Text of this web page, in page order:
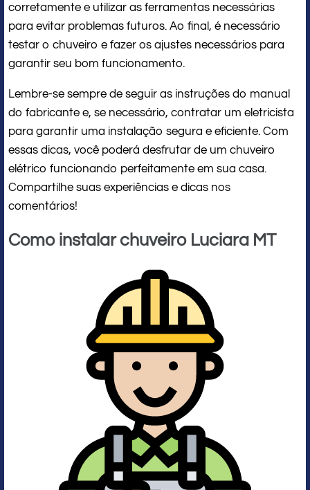
corretamente e utilizar as ferramentas necessárias
para evitar problemas futuros. Ao final, é necessário
testar o chuveiro e fazer os ajustes necessários para
garantir seu bom funcionamento.
Lembre-se sempre de seguir as instruções do manual
do fabricante e, se necessário, contratar um eletricista
para garantir uma instalação segura e eficiente. Com
essas dicas, você poderá desfrutar de um chuveiro
elétrico funcionando perfeitamente em sua casa.
Compartilhe suas experiências e dicas nos
comentários!
Como instalar chuveiro Luciara MT